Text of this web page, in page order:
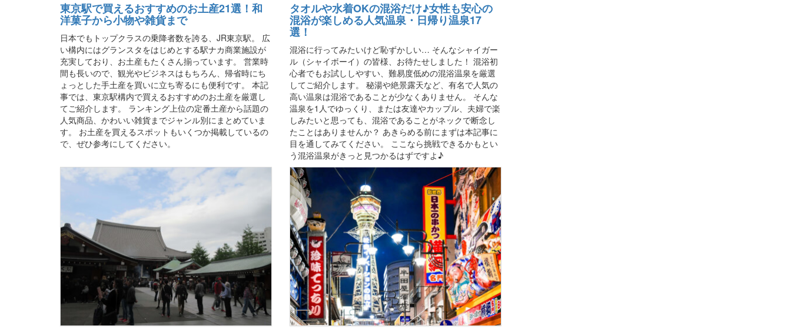
東京駅で買えるおすすめのお土産21選！和
洋菓子から小物や雑貨まで
日本でもトップクラスの乗降者数を誇る、JR東京駅。 広
い構内にはグランスタをはじめとする駅ナカ商業施設が
充実しており、お土産もたくさん揃っています。 営業時
間も長いので、観光やビジネスはもちろん、帰省時にち
ょっとした手土産を買いに立ち寄るにも便利です。 本記
事では、東京駅構内で買えるおすすめのお土産を厳選し
てご紹介します。 ランキング上位の定番土産から話題の
人気商品、かわいい雑貨までジャンル別にまとめていま
す。 お土産を買えるスポットもいくつか掲載しているの
で、ぜひ参考にしてください。
タオルや水着OKの混浴だけ♪女性も安心の
混浴が楽しめる人気温泉・日帰り温泉17
選！
混浴に行ってみたいけど恥ずかしい… そんなシャイガー
ル（シャイボーイ）の皆様、お待たせしました！ 混浴初
心者でもお試ししやすい、難易度低めの混浴温泉を厳選
してご紹介します。 秘湯や絶景露天など、有名で人気の
高い温泉は混浴であることが少なくありません。 そんな
温泉を1人でゆっくり、または友達やカップル、夫婦で楽
しみたいと思っても、混浴であることがネックで断念し
たことはありませんか？ あきらめる前にまずは本記事に
目を通してみてください。 ここなら挑戦できるかもとい
う混浴温泉がきっと見つかるはずですよ♪